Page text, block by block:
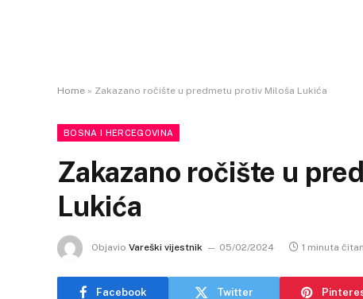
Home » Zakazano ročište u predmetu protiv Miloša Lukića
BOSNA I HERCEGOVINA
Zakazano ročište u
Lukića
Objavio Vareški vijestnik 05/02/2024 1 minuta
Facebook Twitter